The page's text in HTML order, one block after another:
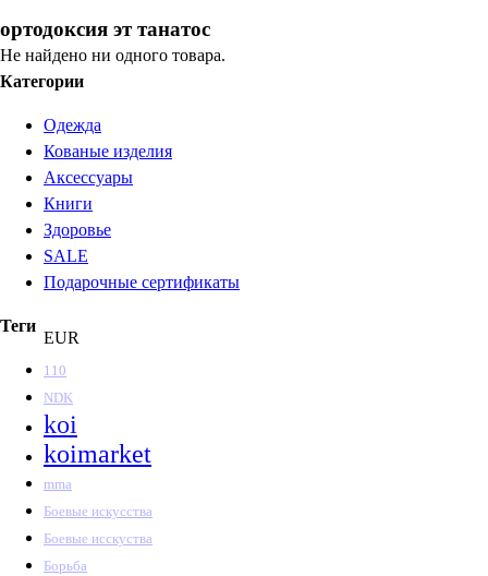
EUR
ортодоксия эт танатос
Не найдено ни одного товара.
Категории
Одежда
Кованые изделия
Аксессуары
Книги
Здоровье
SALE
Подарочные сертификаты
Теги
110
NDK
koi
koimarket
mma
Боевые искусства
Боевые исскуства
Борьба